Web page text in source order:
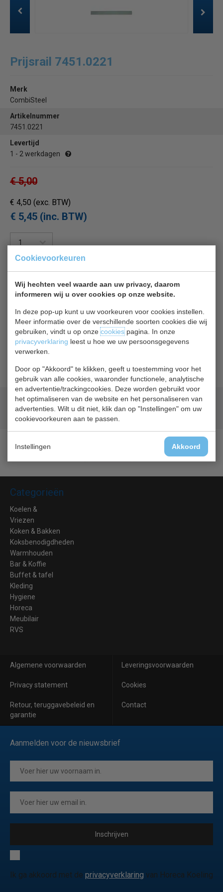
Cookievoorkeuren
Wij hechten veel waarde aan uw privacy, daarom
informeren wij u over cookies op onze website.
In deze pop-up kunt u uw voorkeuren voor cookies instellen.
Meer informatie over de verschillende soorten cookies die wij
gebruiken, vindt u op onzecookiespagina. In onze
privacyverklaring leest u hoe we uw persoonsgegevens
verwerken.
Door op "Akkoord" te klikken, geeft u toestemming voor het
gebruik van alle cookies, waaronder functionele, analytische
en advertentie/trackingcookies. Deze worden gebruikt voor
het optimaliseren van de website en het personaliseren van
advertenties. Wilt u dit niet, klik dan op "Instellingen" om uw
cookievoorkeuren aan te passen.
Instellingen Akkoord
Prijsrail 7451.0221
Merk
CombiSteel
Artikelnummer
7451.0221
Levertijd
1 - 2 werkdagen
€ 5,00
€ 4,50 (exc. BTW)
€ 5,45 (inc. BTW)
In winkelwagentje
Ofbetaal1,82 in 3 termijnenmet Klarna
Terug naar overzicht
Beschrijving
Geld terugprijsgarantie
Lage prijzen hoge service
Categorieën
Koelen &
Vriezen
Koken & Bakken
Koksbenodigdheden
Warmhouden
Bar & Koffie
Buffet & tafel
Kleding
Hygiene
Horeca
Meubilair
RVS
Algemene voorwaarden Leveringsvoorwaarden
Privacy statement Cookies
Retour, teruggavebeleid en
garantie
Contact
Aanmelden voor de nieuwsbrief
Inschrijven
Ik ga akkoord met de privacyverklaring van Horeca Koeling